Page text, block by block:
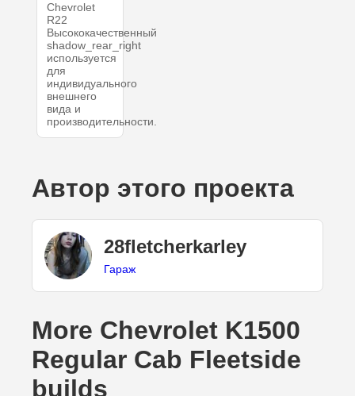
Chevrolet
R22
Высококачественный
shadow_rear_right
используется
для
индивидуального
внешнего
вида и
производительности.
Автор этого проекта
28fletcherkarley
Гараж
More Chevrolet K1500
Regular Cab Fleetside
builds